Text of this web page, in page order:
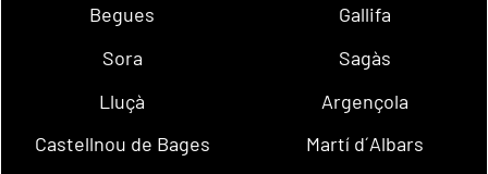
Begues
Gallifa
Sora
Sagàs
Lluçà
Argençola
Castellnou de Bages
Martí d´Albars